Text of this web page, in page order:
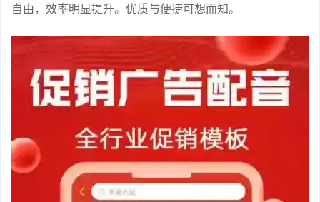
自由，效率明显提升。优质与便捷可想而知。